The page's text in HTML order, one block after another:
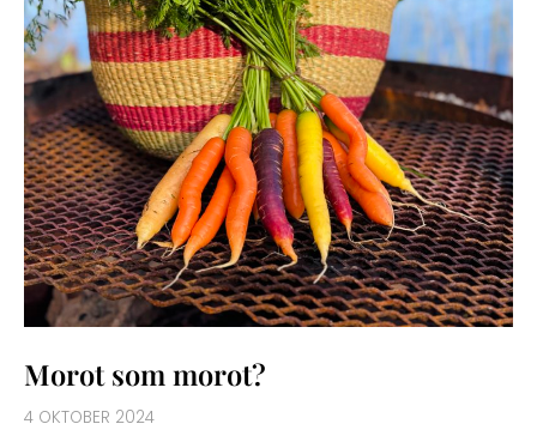
Morot som morot?
4 OKTOBER 2024